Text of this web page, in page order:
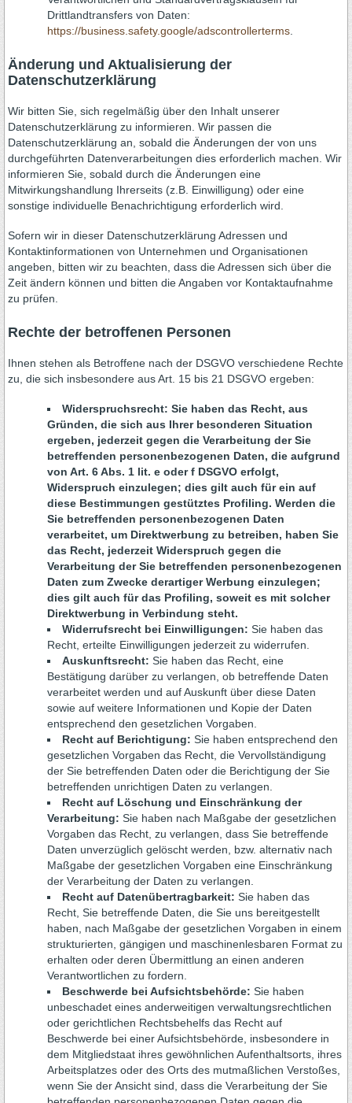
Drittlandtransfers von Daten:
https://business.safety.google/adscontrollerterms
Änderung und Aktualisierung der
Datenschutzerklärung
Wir bitten Sie, sich regelmäßig über den Inhalt unserer
Datenschutzerklärung zu informieren. Wir passen die
Datenschutzerklärung an, sobald die Änderungen der von uns
durchgeführten Datenverarbeitungen dies erforderlich machen. Wir
informieren Sie, sobald durch die Änderungen eine
Mitwirkungshandlung Ihrerseits (z.B. Einwilligung) oder eine
sonstige individuelle Benachrichtigung erforderlich wird.
Sofern wir in dieser Datenschutzerklärung Adressen und
Kontaktinformationen von Unternehmen und Organisationen
angeben, bitten wir zu beachten, dass die Adressen sich über die
Zeit ändern können und bitten die Angaben vor Kontaktaufnahme
zu prüfen.
Rechte der betroffenen Personen
Ihnen stehen als Betroffene nach der DSGVO verschiedene Rechte
zu, die sich insbesondere aus Art. 15 bis 21 DSGVO ergeben:
Widerspruchsrecht: Sie haben das Recht, aus
Gründen, die sich aus Ihrer besonderen Situation
ergeben, jederzeit gegen die Verarbeitung der Sie
betreffenden personenbezogenen Daten, die aufgrund
von Art. 6 Abs. 1 lit. e oder f DSGVO erfolgt,
Widerspruch einzulegen; dies gilt auch für ein auf
diese Bestimmungen gestütztes Profiling. Werden die
Sie betreffenden personenbezogenen Daten
verarbeitet, um Direktwerbung zu betreiben, haben Sie
das Recht, jederzeit Widerspruch gegen die
Verarbeitung der Sie betreffenden personenbezogenen
Daten zum Zwecke derartiger Werbung einzulegen;
dies gilt auch für das Profiling, soweit es mit solcher
Direktwerbung in Verbindung steht.
Widerrufsrecht bei Einwilligungen: Sie haben das
Recht, erteilte Einwilligungen jederzeit zu widerrufen.
Auskunftsrecht: Sie haben das Recht, eine
Bestätigung darüber zu verlangen, ob betreffende Daten
verarbeitet werden und auf Auskunft über diese Daten
sowie auf weitere Informationen und Kopie der Daten
entsprechend den gesetzlichen Vorgaben.
Recht auf Berichtigung: Sie haben entsprechend den
gesetzlichen Vorgaben das Recht, die Vervollständigung
der Sie betreffenden Daten oder die Berichtigung der Sie
betreffenden unrichtigen Daten zu verlangen.
Recht auf Löschung und Einschränkung der
Verarbeitung: Sie haben nach Maßgabe der gesetzlichen
Vorgaben das Recht, zu verlangen, dass Sie betreffende
Daten unverzüglich gelöscht werden, bzw. alternativ nach
Maßgabe der gesetzlichen Vorgaben eine Einschränkung
der Verarbeitung der Daten zu verlangen.
Recht auf Datenübertragbarkeit: Sie haben das
Recht, Sie betreffende Daten, die Sie uns bereitgestellt
haben, nach Maßgabe der gesetzlichen Vorgaben in einem
strukturierten, gängigen und maschinenlesbaren Format zu
erhalten oder deren Übermittlung an einen anderen
Verantwortlichen zu fordern.
Beschwerde bei Aufsichtsbehörde: Sie haben
unbeschadet eines anderweitigen verwaltungsrechtlichen
oder gerichtlichen Rechtsbehelfs das Recht auf
Beschwerde bei einer Aufsichtsbehörde, insbesondere in
dem Mitgliedstaat ihres gewöhnlichen Aufenthaltsorts, ihres
Arbeitsplatzes oder des Orts des mutmaßlichen Verstoßes,
wenn Sie der Ansicht sind, dass die Verarbeitung der Sie